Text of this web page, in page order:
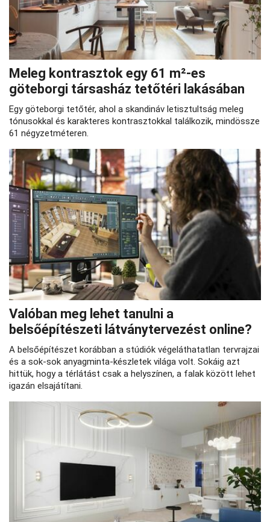
Meleg kontrasztok egy 61 m²-es
göteborgi társasház tetőtéri lakásában
Egy göteborgi tetőtér, ahol a skandináv letisztultság meleg
tónusokkal és karakteres kontrasztokkal találkozik, mindössze
61 négyzetméteren.
Valóban meg lehet tanulni a
belsőépítészeti látványtervezést online?
A belsőépítészet korábban a stúdiók végeláthatatlan tervrajzai
és a sok-sok anyagminta-készletek világa volt. Sokáig azt
hittük, hogy a térlátást csak a helyszínen, a falak között lehet
igazán elsajátítani.